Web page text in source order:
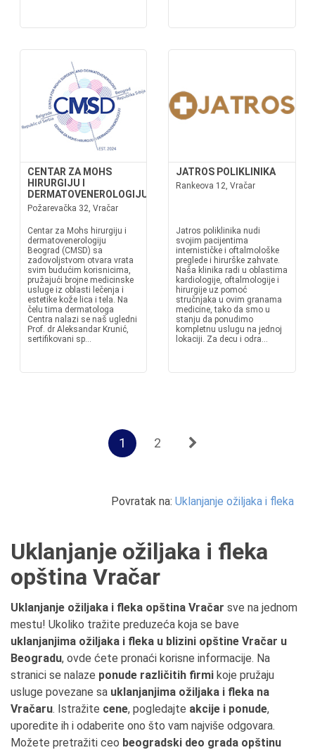
CENTAR ZA MOHS
HIRURGIJU I
DERMATOVENEROLOGIJU
Požarevačka 32, Vračar
Centar za Mohs hirurgiju i
dermatovenerologiju
Beograd (CMSD) sa
zadovoljstvom otvara vrata
svim budućim korisnicima,
pružajući brojne medicinske
usluge iz oblasti lečenja i
estetike kože lica i tela. Na
čelu tima dermatologa
Centra nalazi se naš ugledni
Prof. dr Aleksandar Krunić,
sertifikovani sp...
JATROS POLIKLINIKA
Rankeova 12, Vračar
Jatros poliklinika nudi
svojim pacijentima
internističke i oftalmološke
preglede i hirurške zahvate.
Naša klinika radi u oblastima
kardiologije, oftalmologije i
hirurgije uz pomoć
stručnjaka u ovim granama
medicine, tako da smo u
stanju da ponudimo
kompletnu uslugu na jednoj
lokaciji. Za decu i odra...
1 2
Povratak na: Uklanjanje ožiljaka i fleka
Uklanjanje ožiljaka i fleka
opština Vračar
Uklanjanje ožiljaka i fleka opština Vračar sve na jednom
mestu! Ukoliko tražite preduzeća koja se bave
uklanjanjima ožiljaka i fleka u blizini opštine Vračar u
Beogradu, ovde ćete pronaći korisne informacije. Na
stranici se nalaze ponude različitih firmi koje pružaju
usluge povezane sa uklanjanjima ožiljaka i fleka na
Vračaru. Istražite cene, pogledajte akcije i ponude,
uporedite ih i odaberite ono što vam najviše odgovara.
Možete pretražiti ceo beogradski deo grada opštinu